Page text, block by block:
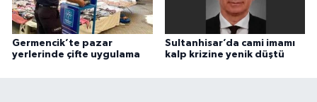
Germencik’te pazar
yerlerinde çifte uygulama
Sultanhisar’da cami imamı
kalp krizine yenik düştü